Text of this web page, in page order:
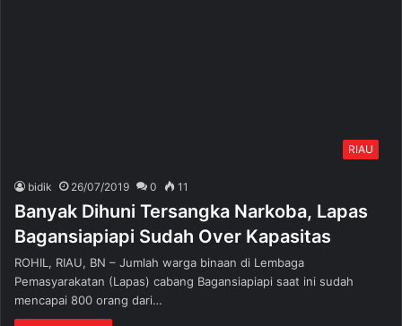
RIAU
bidik 26/07/2019 0 11
Banyak Dihuni Tersangka Narkoba, Lapas
Bagansiapiapi Sudah Over Kapasitas
ROHIL, RIAU, BN – Jumlah warga binaan di Lembaga
Pemasyarakatan (Lapas) cabang Bagansiapiapi saat ini sudah
mencapai 800 orang dari…